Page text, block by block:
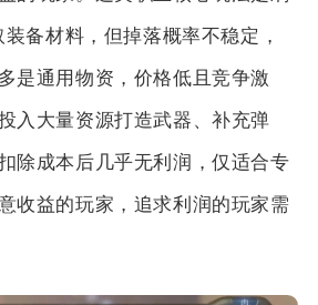
装备材料，但掉落概率不稳定，
是通用物资，价格低且竞争激
入大量资源打造武器、补充弹
除成本后几乎无利润，仅适合专
收益的玩家，追求利润的玩家需